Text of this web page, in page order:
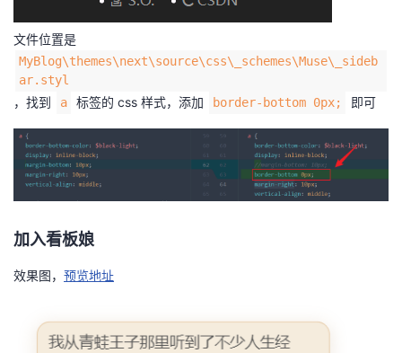
文件位置是
MyBlog\themes\next\source\css\_schemes\Muse\_sideb
ar.styl
，找到 a 标签的 css 样式，添加 border-bottom 0px; 即可
加入看板娘
效果图， 预览地址